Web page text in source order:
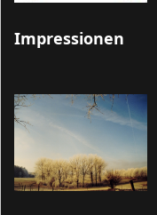
Impressionen